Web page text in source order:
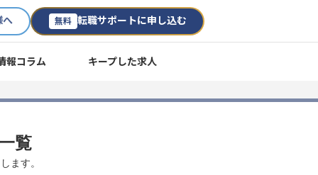
へ 無料 転職サポートに申し込む
報コラム キープした求人
覧
ます。